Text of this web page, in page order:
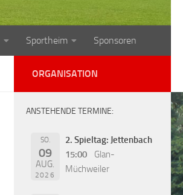
Sportheim Sponsoren
ORGANISATION
ANSTEHENDE TERMINE:
SO.
09
AUG.
2026
2. Spieltag: Jettenbach
15:00
Glan-
Müchweiler